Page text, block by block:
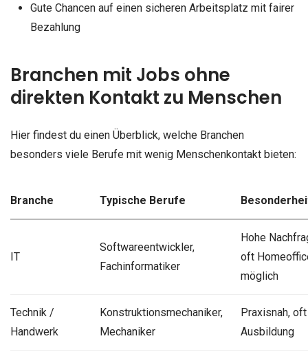
Gute Chancen auf einen sicheren Arbeitsplatz mit fairer
Bezahlung
Branchen mit Jobs ohne
direkten Kontakt zu Menschen
Hier findest du einen Überblick, welche Branchen
besonders viele Berufe mit wenig Menschenkontakt bieten:
Branche Typische Berufe
IT
Softwareentwickler,
Fachinformatiker
Hohe
oft
möglich
Technik /
Handwerk
Konstruktionsmechaniker,
Mechaniker
Praxisnah, oft
Ausbildung